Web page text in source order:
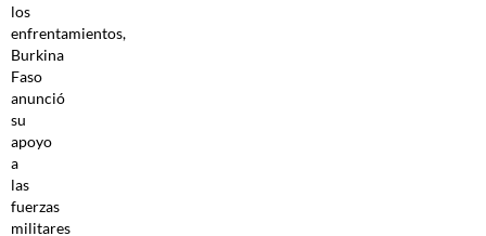
los
enfrentamientos,
Burkina
Faso
anunció
su
apoyo
a
las
fuerzas
militares